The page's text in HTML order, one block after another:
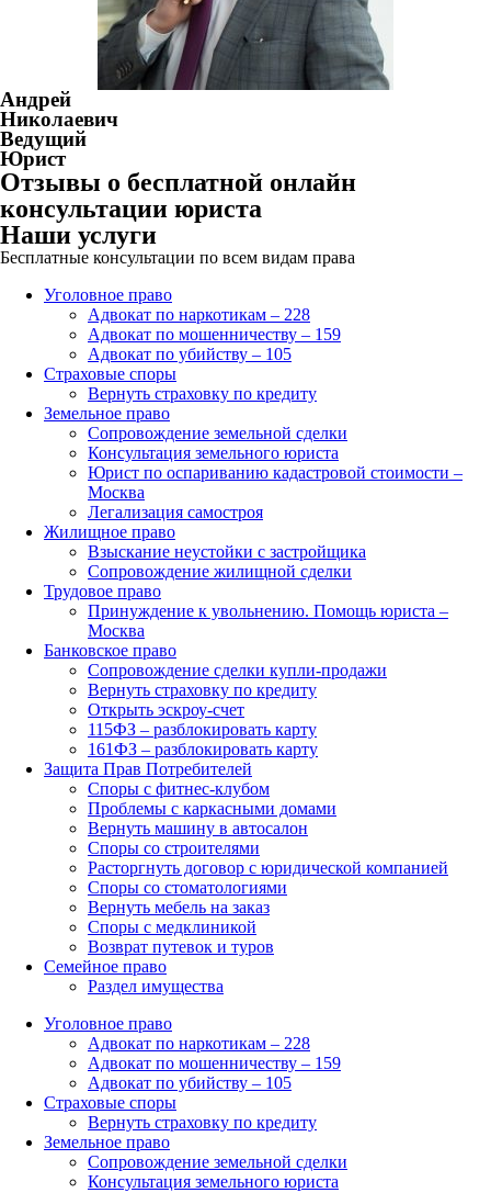
Андрей
Николаевич
Ведущий
Юрист
Отзывы о бесплатной онлайн
консультации юриста
Наши услуги
Бесплатные консультации по всем видам права
Уголовное право
Адвокат по наркотикам – 228
Адвокат по мошенничеству – 159
Адвокат по убийству – 105
Страховые споры
Вернуть страховку по кредиту
Земельное право
Сопровождение земельной сделки
Консультация земельного юриста
Юрист по оспариванию кадастровой стоимости –
Москва
Легализация самостроя
Жилищное право
Взыскание неустойки с застройщика
Сопровождение жилищной сделки
Трудовое право
Принуждение к увольнению. Помощь юриста –
Москва
Банковское право
Сопровождение сделки купли-продажи
Вернуть страховку по кредиту
Открыть эскроу-счет
115ФЗ – разблокировать карту
161ФЗ – разблокировать карту
Защита Прав Потребителей
Споры с фитнес-клубом
Проблемы с каркасными домами
Вернуть машину в автосалон
Споры со строителями
Расторгнуть договор с юридической компанией
Споры со стоматологиями
Вернуть мебель на заказ
Споры с медклиникой
Возврат путевок и туров
Семейное право
Раздел имущества
Уголовное право
Адвокат по наркотикам – 228
Адвокат по мошенничеству – 159
Адвокат по убийству – 105
Страховые споры
Вернуть страховку по кредиту
Земельное право
Сопровождение земельной сделки
Консультация земельного юриста